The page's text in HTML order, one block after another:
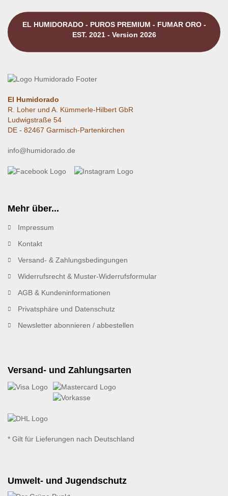
EL HUMIDORADO - PUROS PREMIUM - FUMAR ORO -
EST. 2021 - Version 2026
El Humidorado
R. Loher und A. Kümmerle-Hilbert GbR
Ludwigstraße 54
DE - 82467 Garmisch-Partenkirchen
info@humidorado.de
Mehr über...
Impressum
Kontakt
Versand- & Zahlungsbedingungen
Widerrufsrecht & Muster-Widerrufsformular
AGB & Kundeninformationen
Privatsphäre und Datenschutz
Newsletter abonnieren / abbestellen
Versand- und Zahlungsarten
* Gilt für Lieferungen nach Deutschland
Umwelt- und Jugendschutz